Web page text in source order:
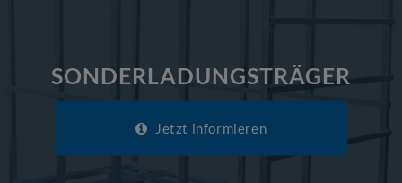
SONDERLADUNGSTRÄGER
Jetzt informieren